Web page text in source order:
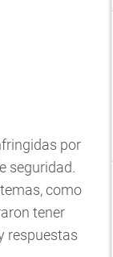
por
seguridad.
como
tener
respuestas